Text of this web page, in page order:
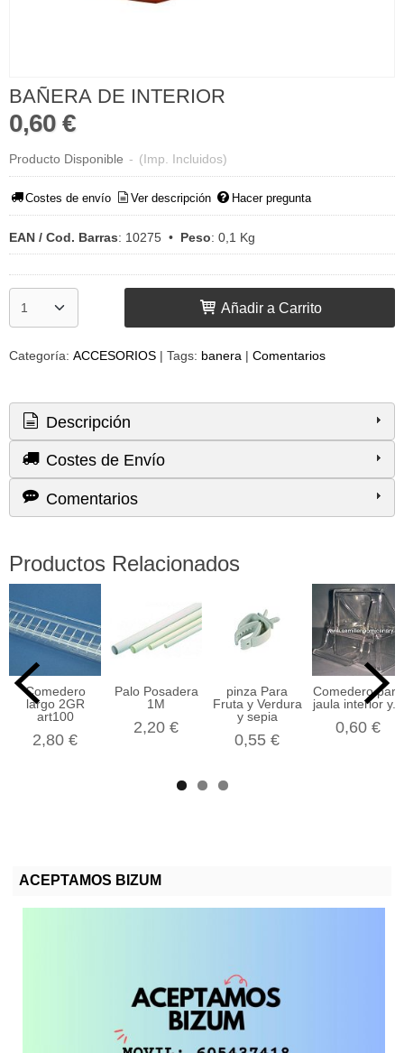
ACEPTAMOS BIZUM
BAÑERA DE INTERIOR
0,60 €
Producto Disponible - (Imp. Incluidos)
Costes de envío Ver descripción Hacer pregunta
EAN / Cod. Barras: 10275 • Peso: 0,1 Kg
Añadir a Carrito
Categoría: ACCESORIOS | Tags: banera | Comentarios
Descripción
Costes de Envío
Comentarios
Productos Relacionados
Comedero
largo 2GR
art100
2,80 €
Palo Posadera
1M
2,20 €
pinza Para
Fruta y Verdura
y sepia
0,55 €
Comedero para
jaula interior y...
0,60 €